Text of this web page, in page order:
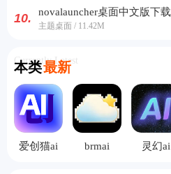
10. novalauncher桌面中文版下载
主题桌面 / 11.42M
本类最新
Currently Latest
爱创猫ai brmai 灵幻ai